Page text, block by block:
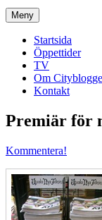
Meny
Startsida
Öppettider
TV
Om
Kontakt
Premiär för
Kommentera!